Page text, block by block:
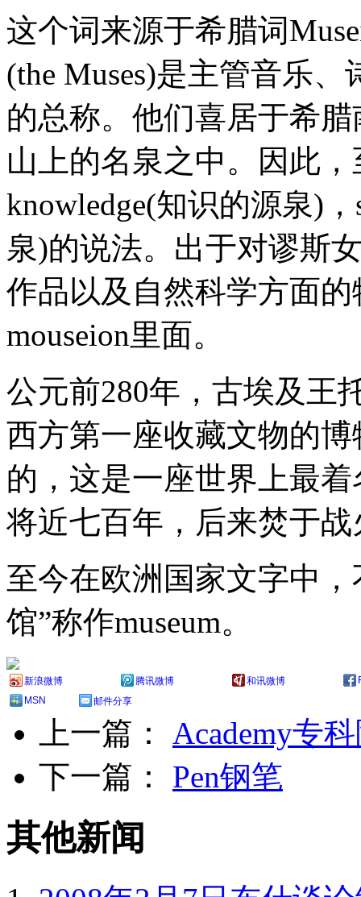
这个词来源于希腊词
(the Muses)是主管音乐
的总称。他们喜居于希
山上的名泉之中。因此
knowledge(知识的源泉)
泉)的说法。出于对谬斯
作品以及自然科学方面
mouseion里面。
公元前280年，古埃及王
西方第一座收藏文物的
的，这是一座世界上最
将近七百年，后来焚于战
至今在欧洲国家文字中
馆”称作museum。
新浪微博 腾讯微博 和讯微博
MSN
邮件分享
上一篇： Academy专
下一篇： Pen钢笔
其他新闻